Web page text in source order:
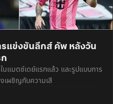
แข่งขันลีกส์ คัพ หลังวัน
แมตช์เดย์แรกแล้ว และรูปแบบการ
เผชิญกับความเสี